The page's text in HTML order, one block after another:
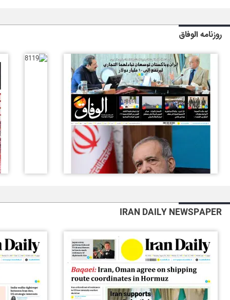
روزنامه الوفاق
IRAN DAILY NEWSPAPER